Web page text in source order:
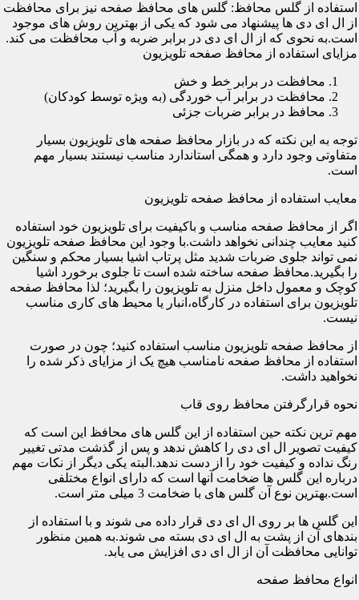
استفاده از گلس محافظ: گلس های محافظ صفحه نیز برای محافظت
از ال ای دی ها پیشنهاد می شود که یکی از بهترین روش های موجود
است.به نحوی که از ال ای دی در برابر ضربه و آب محافظت می کند.
مزایای استفاده از محافظ صفحه تلویزیون
محافظت در برابر خط و خش
محافظت در برابر آب خوردگی (به ویژه توسط کودکان)
محافظ در برابر ضربات جزئی
توجه به این نکته که در بازار محافظ صفحه های تلویزیون بسیار
متفاوتی وجود دارد و همگی استاندارد مناسب نیستند بسیار مهم
است.
معایب استفاده از محافظ صفحه تلویزیون
اگر از محافظ صفحه مناسب و باکیفیت برای تلویزیون خود استفاده
کنید معایب چندانی نخواهد داشت.با وجود این محافظ صفحه تلویزیون
نمی تواند جلوی ضربات شدید مثل پرتاب اشیا بسیار محکم و سنگین
را بگیرید.محافظ صفحه ساخته شده است تا جلوی برخورد اشیا
کوچک و معمول داخل منزل به تلویزیون را بگیرید؛ لذا محافظ صفحه
تلویزیون برای استفاده در کارگاه،انبار یا محیط های کاری مناسب
نیست.
از محافظ صفحه تلویزیون مناسب استفاده کنید؛ چون در صورت
استفاده از محافظ صفحه نامناسب هیچ یک از مزایای ذکر شده را
نخواهید داشت.
نحوه قرارگرفتن محافظ روی قاب
مهم ترین نکته حین استفاده از این گلس های محافظ این است که
کیفیت تصویر ال ای دی را کاهش ندهد و پس از گذشت مدتی تغییر
رنگ نداده و کیفیت خود را از دست ندهد.البته یکی دیگر از نکات مهم
درباره این گلس ها ضخامت آنها است که دارای انواع مختلفی
است.بهترین نوع آن گلس های با ضخامت 3 میلی متر است.
این گلس ها بر روی ال ای دی قرار داده می شوند و با استفاده از
بندهای آن از پشت به ال ای دی بسته می شوند.به همین منظور
توانایی محافظت آن از ال ای دی افزایش می یابد.
انواع محافظ صفحه